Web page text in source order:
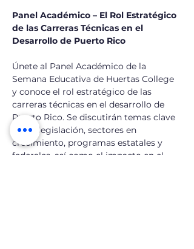
Panel Académico – El Rol Estratégico
de las Carreras Técnicas en el
Desarrollo de Puerto Rico
Únete al Panel Académico de la
Semana Educativa de Huertas College
y conoce el rol estratégico de las
carreras técnicas en el desarrollo de
Puerto Rico. Se discutirán temas clave
sobre legislación, sectores en
crecimiento, programas estatales y
federales, así como el impacto en el